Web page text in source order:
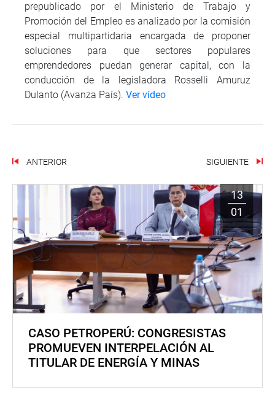
prepublicado por el Ministerio de Trabajo y
Promoción del Empleo es analizado por la comisión
especial multipartidaria encargada de proponer
soluciones para que sectores populares
emprendedores puedan generar capital, con la
conducción de la legisladora Rosselli Amuruz
Dulanto (Avanza País). Ver vídeo
ANTERIOR SIGUIENTE
13
01
CASO PETROPERÚ: CONGRESISTAS
PROMUEVEN INTERPELACIÓN AL
TITULAR DE ENERGÍA Y MINAS